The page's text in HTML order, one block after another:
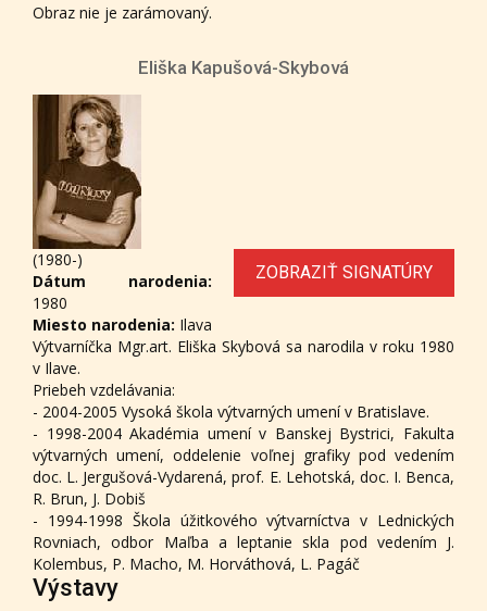
Obraz nie je zarámovaný.
Eliška Kapušová-Skybová
ZOBRAZIŤ SIGNATÚRY
(1980-)
Dátum narodenia:
1980
Miesto narodenia: Ilava
Výtvarníčka Mgr.art. Eliška Skybová sa narodila v roku 1980
v Ilave.
Priebeh vzdelávania:
- 2004-2005 Vysoká škola výtvarných umení v Bratislave.
- 1998-2004 Akadémia umení v Banskej Bystrici, Fakulta
výtvarných umení, oddelenie voľnej grafiky pod vedením
doc. L. Jergušová-Vydarená, prof. E. Lehotská, doc. I. Benca,
R. Brun, J. Dobiš
- 1994-1998 Škola úžitkového výtvarníctva v Lednických
Rovniach, odbor Maľba a leptanie skla pod vedením J.
Kolembus, P. Macho, M. Horváthová, L. Pagáč
Výstavy